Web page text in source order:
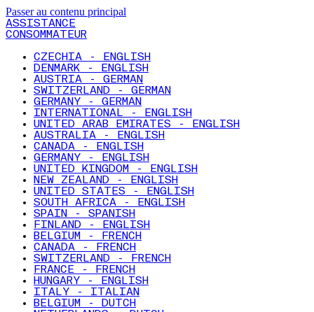
Passer au contenu principal
ASSISTANCE
CONSOMMATEUR
CZECHIA - ENGLISH
DENMARK - ENGLISH
AUSTRIA - GERMAN
SWITZERLAND - GERMAN
GERMANY - GERMAN
INTERNATIONAL - ENGLISH
UNITED ARAB EMIRATES - ENGLISH
AUSTRALIA - ENGLISH
CANADA - ENGLISH
GERMANY - ENGLISH
UNITED KINGDOM - ENGLISH
NEW ZEALAND - ENGLISH
UNITED STATES - ENGLISH
SOUTH AFRICA - ENGLISH
SPAIN - SPANISH
FINLAND - ENGLISH
BELGIUM - FRENCH
CANADA - FRENCH
SWITZERLAND - FRENCH
FRANCE - FRENCH
HUNGARY - ENGLISH
ITALY - ITALIAN
BELGIUM - DUTCH